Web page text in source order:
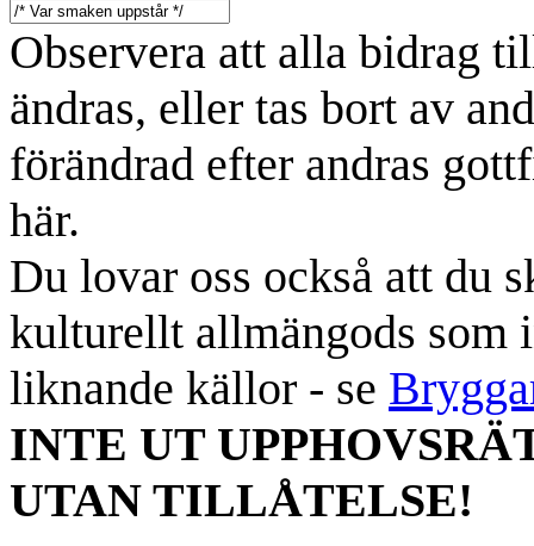
Observera att alla bidrag
ändras, eller tas bort av
förändrad efter andras
här.
Du lovar oss också att du
kulturellt allmängods som
liknande källor - se
INTE UT
UTAN TILLÅTELSE!